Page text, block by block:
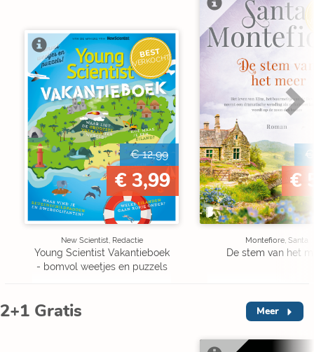
BEST
VERKOCHT
€ 12,99
€ 3,99
New Scientist, Redactie
Young Scientist Vakantieboek
- bomvol weetjes en puzzels
€
€
Montefiore, Santa
De stem van het
2+1 Gratis Meer